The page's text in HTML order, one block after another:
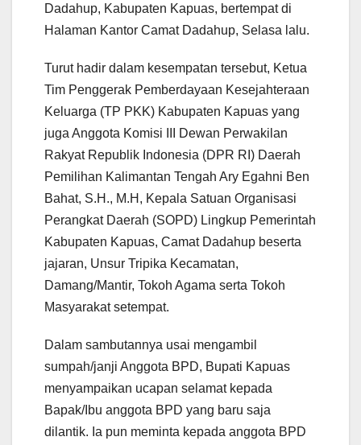
Dadahup, Kabupaten Kapuas, bertempat di
Halaman Kantor Camat Dadahup, Selasa lalu.
Turut hadir dalam kesempatan tersebut, Ketua
Tim Penggerak Pemberdayaan Kesejahteraan
Keluarga (TP PKK) Kabupaten Kapuas yang
juga Anggota Komisi III Dewan Perwakilan
Rakyat Republik Indonesia (DPR RI) Daerah
Pemilihan Kalimantan Tengah Ary Egahni Ben
Bahat, S.H., M.H, Kepala Satuan Organisasi
Perangkat Daerah (SOPD) Lingkup Pemerintah
Kabupaten Kapuas, Camat Dadahup beserta
jajaran, Unsur Tripika Kecamatan,
Damang/Mantir, Tokoh Agama serta Tokoh
Masyarakat setempat.
Dalam sambutannya usai mengambil
sumpah/janji Anggota BPD, Bupati Kapuas
menyampaikan ucapan selamat kepada
Bapak/Ibu anggota BPD yang baru saja
dilantik. Ia pun meminta kepada anggota BPD